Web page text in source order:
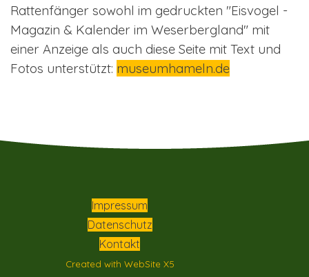
Rattenfänger sowohl im gedruckten "Eisvogel -
Magazin & Kalender im Weserbergland" mit
einer Anzeige als auch diese Seite mit Text und
Fotos unterstützt: museumhameln.de
Impressum
Datenschutz
Kontakt
Created with WebSite X5